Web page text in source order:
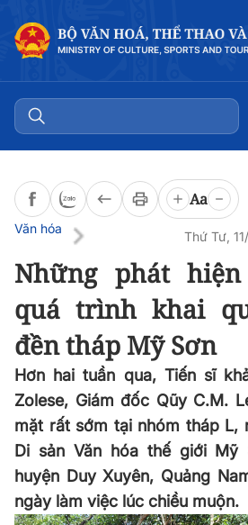
Aa
Văn hóa
Thứ Tư,
Những phát
quá trình khai
đền tháp Mỹ Sơn
Hơn hai tuần qua, Tiến sĩ
Zolese, Giám đốc Qũy C.M.
mặt rất sớm tại nhóm tháp L,
Di sản Văn hóa thế giới Mỹ
huyện Duy Xuyên, Quảng
ngày làm việc lúc chiều muộn.
Đọc bài